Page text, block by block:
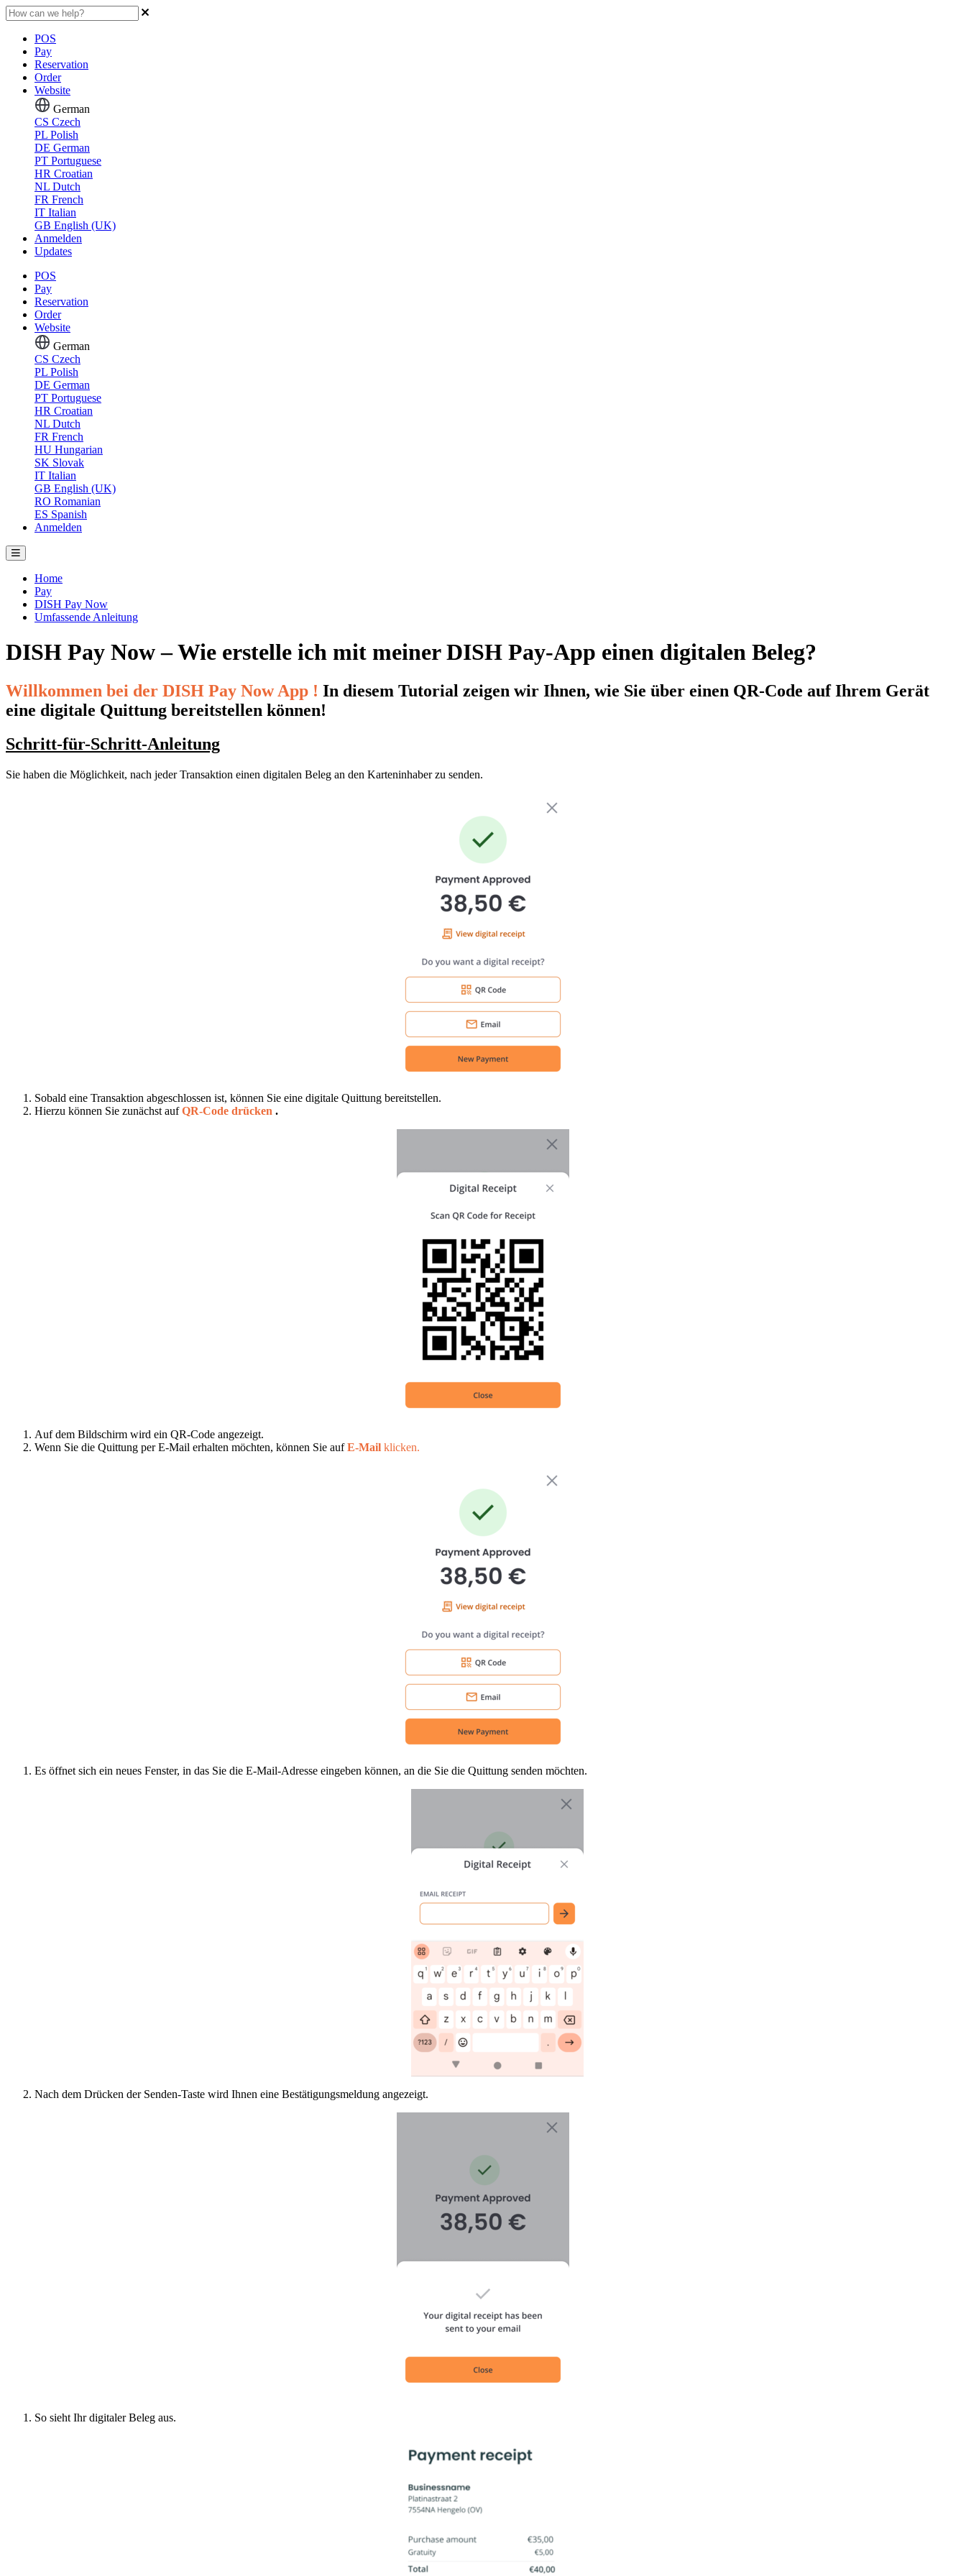
POS
Pay
Reservation
Order
Website
German
CS Czech
PL Polish
DE German
PT Portuguese
HR Croatian
NL Dutch
FR French
IT Italian
GB English (UK)
Anmelden
Updates
POS
Pay
Reservation
Order
Website
German
CS Czech
PL Polish
DE German
PT Portuguese
HR Croatian
NL Dutch
FR French
HU Hungarian
SK Slovak
IT Italian
GB English (UK)
RO Romanian
ES Spanish
Anmelden
Home
Pay
DISH Pay Now
Umfassende Anleitung
DISH Pay Now – Wie erstelle ich mit meiner DISH Pay-App einen digitalen Beleg?
Willkommen bei der DISH Pay Now App ! In diesem Tutorial zeigen wir Ihnen, wie Sie über einen QR-Code auf Ihrem Gerät
eine digitale Quittung bereitstellen können!
Schritt-für-Schritt-Anleitung
Sie haben die Möglichkeit, nach jeder Transaktion einen digitalen Beleg an den Karteninhaber zu senden.
Sobald eine Transaktion abgeschlossen ist, können Sie eine digitale Quittung bereitstellen.
Hierzu können Sie zunächst aufQR-Code drücken .
Auf dem Bildschirm wird ein QR-Code angezeigt.
Wenn Sie die Quittung per E-Mail erhalten möchten, können Sie aufE-Mail klicken.
Es öffnet sich ein neues Fenster, in das Sie die E-Mail-Adresse eingeben können, an die Sie die Quittung senden möchten.
Nach dem Drücken der Senden-Taste wird Ihnen eine Bestätigungsmeldung angezeigt.
So sieht Ihr digitaler Beleg aus.